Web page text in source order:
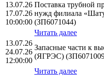
13.07.26
17.07.26
10:00:00
Поставка трубной
нужд филиала
(ЗП6071044)
Читать далее
13.07.26
24.07.26
12:00:00
Запасные части к
(ЯГРЭС)
Читать далее